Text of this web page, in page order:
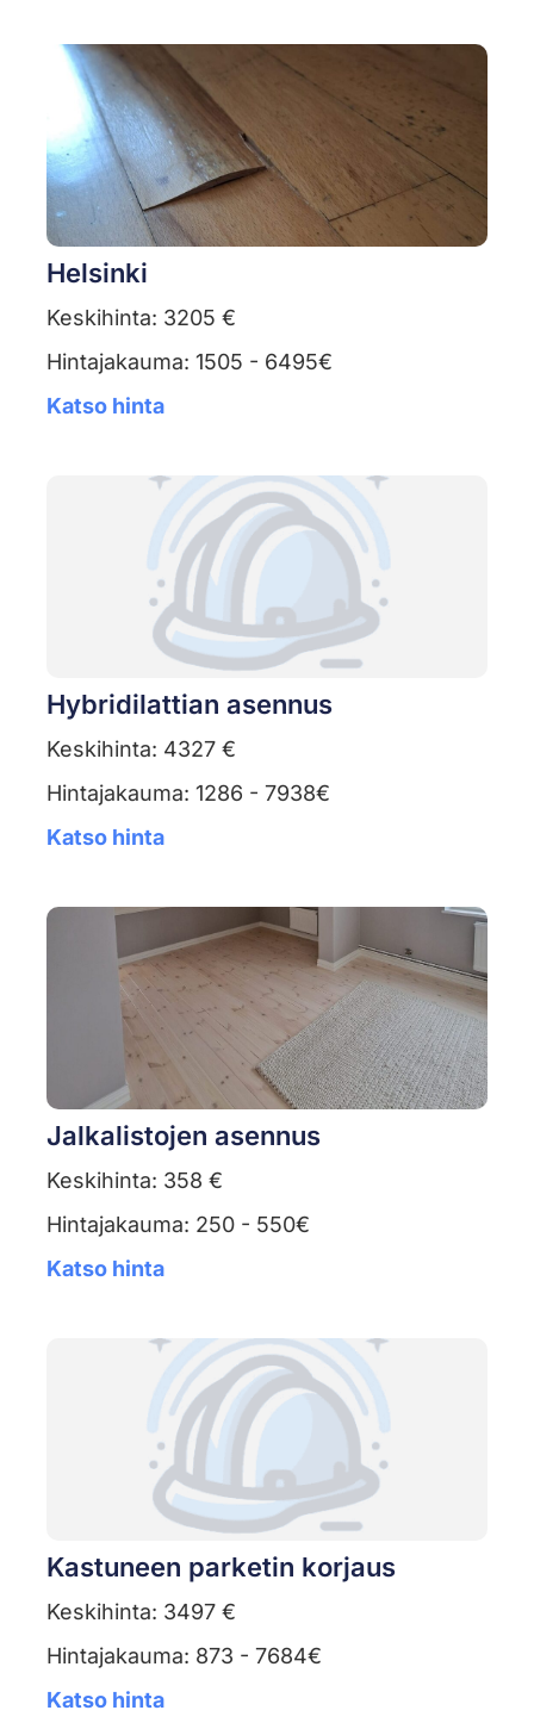
Helsinki
Keskihinta: 3205 €
Hintajakauma: 1505 - 6495€
Katso hinta
Hybridilattian asennus
Keskihinta: 4327 €
Hintajakauma: 1286 - 7938€
Katso hinta
Jalkalistojen asennus
Keskihinta: 358 €
Hintajakauma: 250 - 550€
Katso hinta
Kastuneen parketin korjaus
Keskihinta: 3497 €
Hintajakauma: 873 - 7684€
Katso hinta